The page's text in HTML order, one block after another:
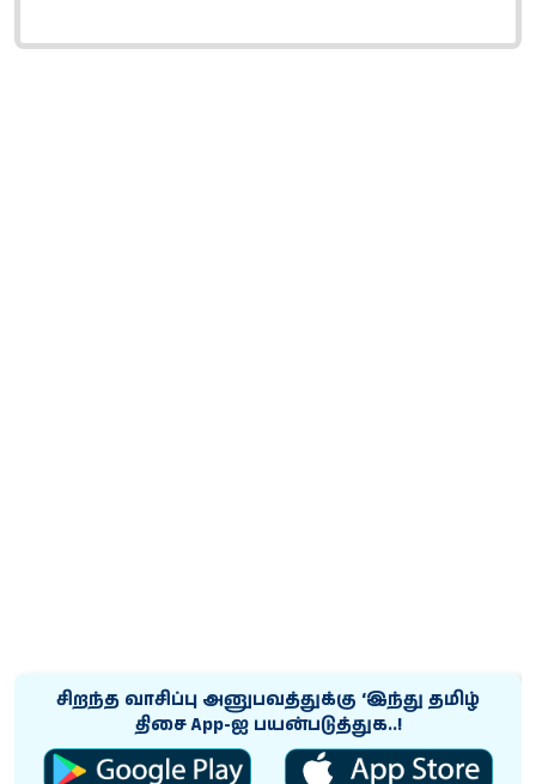
சிறந்த வாசிப்பு அனுபவத்துக்கு ‘இந்து தமிழ்
திசை App-ஐ பயன்படுத்துக..!